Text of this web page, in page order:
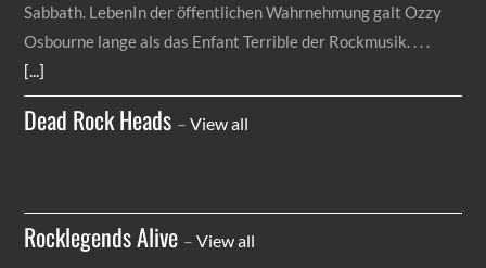
Sabbath. LebenIn der öffentlichen Wahrnehmung galt Ozzy
Osbourne lange als das Enfant Terrible der Rockmusik.
[...]
Dead Rock Heads –View all
Rocklegends Alive –View all